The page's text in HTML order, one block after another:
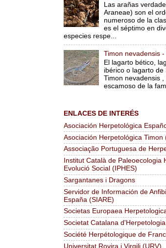
Las arañas
Araneae) son el
numeroso de la
es el séptimo en
especies respe...
Timon nevadensis
El lagarto bético,
ibérico o lagarto de
Timon nevadensis ,
escamoso de la
ENLACES DE INTERÉS
Asociación Herpetológica
Asociación Herpetológica Timon
Associação Portuguesa de
Institut Català de Paleoecologia
Evolució Social (IPHES)
Sargantanes i Dragons
Servidor de Información de
España (SIARE)
Societas Europaea
Societat Catalana
Société Herpétologique de
Universitat Rovira i Virgili (URV)